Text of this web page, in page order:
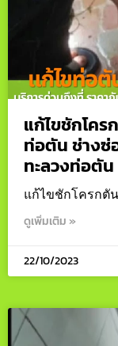
แก้ไขชักโคร
ท่อตัน ช่างซ่
ทะลวงท่อตั
แก้ไขชักโครกตั
ดูเพิ่มเติม »
22/10/2023